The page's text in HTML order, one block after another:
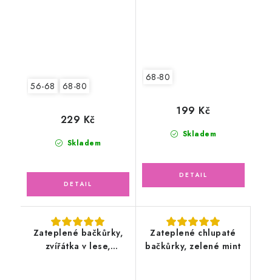
56-68 68-80
Skladem
229 Kč
68-80
Skladem
199 Kč
Zateplené bačkůrky,
zvířátka v lese,
Zateplené chlupaté
bačkůrky, zelené mint